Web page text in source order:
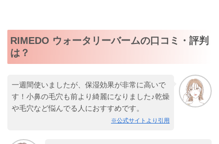
RIMEDO ウォータリーバームの口コミ・評判
は？
一週間使いましたが、保湿効果が非常に高いで
す！小鼻の毛穴も前より綺麗になりました♪乾燥
や毛穴など悩んでる人におすすめです。
※公式サイトより引用